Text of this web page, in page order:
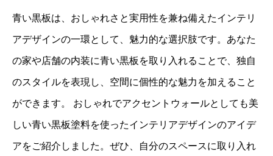
青い黒板は、おしゃれさと実用性を兼ね備えたインテリ
アデザインの一環として、魅力的な選択肢です。あなた
の家や店舗の内装に青い黒板を取り入れることで、独自
のスタイルを表現し、空間に個性的な魅力を加えること
ができます。 おしゃれでアクセントウォールとしても美
しい青い黒板塗料を使ったインテリアデザインのアイデ
アをご紹介しました。ぜひ、自分のスペースに取り入れ